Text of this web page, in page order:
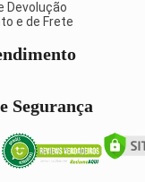
Devolução
e de Frete
Segurança